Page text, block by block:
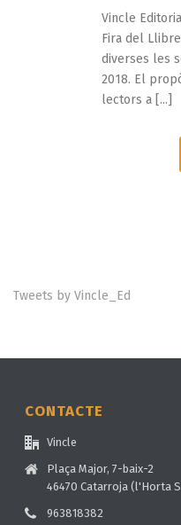
Vincle
Fira del
diverses les
2018. El
lectors a [...]
Tweets by Vincle_Ed
CONTACTE
Vincle
Plaça Major, 7-baix-2
46470 Catarroja (l'Horta
963818382